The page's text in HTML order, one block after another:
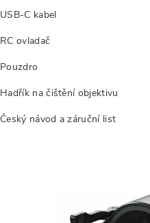
USB-C kabel
RC ovladač
Pouzdro
Hadřík na čištění objektivu
Český návod a záruční list